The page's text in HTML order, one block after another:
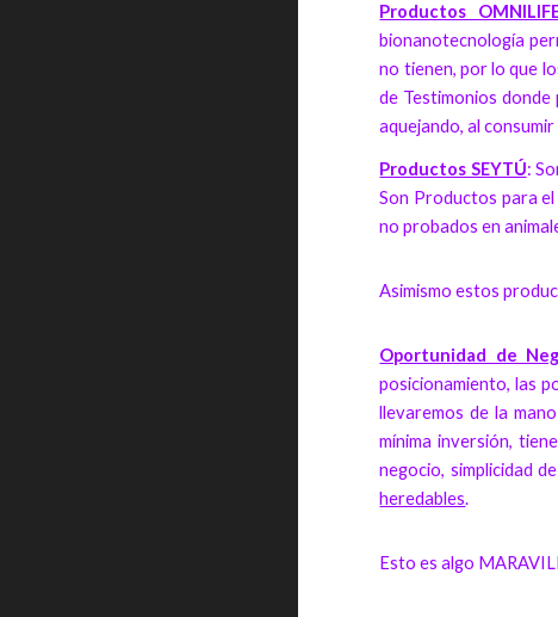
Productos
bionanotecnología
no tienen, por lo que
de Testimonios
aquejando, al
Productos SEYTÚ:
Son Productos para
no probados en
Asimismo estos
Oportunidad de
posicionamiento, las
llevaremos de la
mínima inversión,
negocio, simplicidad
heredables.
Esto es algo